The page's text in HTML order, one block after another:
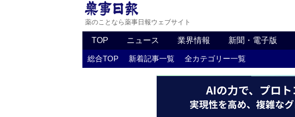
薬のことなら薬事日報ウェブサイト
TOP ニュース 業界情報 新聞・電子版
総合TOP 新着記事一覧 全カテゴリー一覧